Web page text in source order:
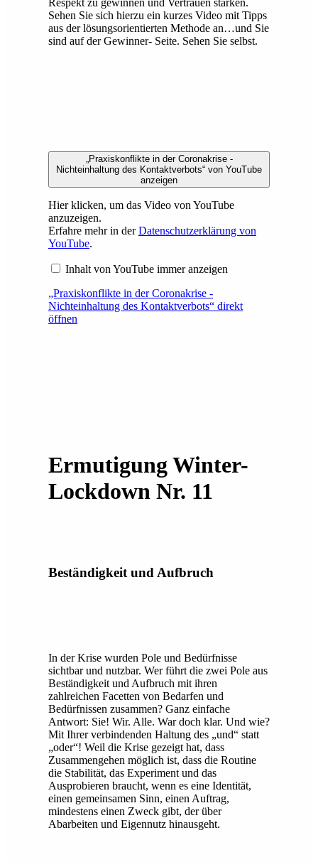
Respekt zu gewinnen und Vertrauen stärken.
Sehen Sie sich hierzu ein kurzes Video mit Tipps
aus der lösungsorientierten Methode an…und Sie
sind auf der Gewinner- Seite. Sehen Sie selbst.
„Praxiskonflikte in der Coronakrise -
Nichteinhaltung des Kontaktverbots“ von YouTube
anzeigen
Hier klicken, um das Video von YouTube
anzuzeigen.
Erfahre mehr in derDatenschutzerklärung von
YouTube.
Inhalt von YouTube immer anzeigen
„Praxiskonflikte in der Coronakrise -
Nichteinhaltung des Kontaktverbots“ direkt
öffnen
Ermutigung Winter-
Lockdown Nr. 11
Beständigkeit und Aufbruch
In der Krise wurden Pole und Bedürfnisse
sichtbar und nutzbar. Wer führt die zwei Pole aus
Beständigkeit und Aufbruch mit ihren
zahlreichen Facetten von Bedarfen und
Bedürfnissen zusammen? Ganz einfache
Antwort: Sie! Wir. Alle. War doch klar. Und wie?
Mit Ihrer verbindenden Haltung des „und“ statt
„oder“! Weil die Krise gezeigt hat, dass
Zusammengehen möglich ist, dass die Routine
die Stabilität, das Experiment und das
Ausprobieren braucht, wenn es eine Identität,
einen gemeinsamen Sinn, einen Auftrag,
mindestens einen Zweck gibt, der über
Abarbeiten und Eigennutz hinausgeht.